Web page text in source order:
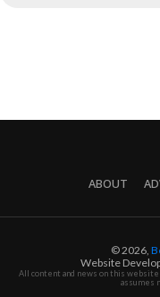
ABOUT
© 2026,
Website
All content and news on this
assumes